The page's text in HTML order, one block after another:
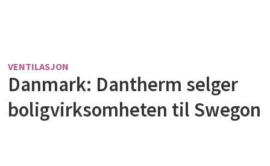
VENTILASJON
Danmark: Dantherm selger
boligvirksomheten til Swegon